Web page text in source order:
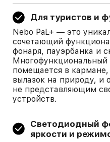
Для туристов и
Nebo PaL+ — это
сочетающий
фонаря, пауэрбанка и
Многофункциональный
помещается в
вылазок на природу, и
не представляющим
устройств.
Светодиодный
яркости и